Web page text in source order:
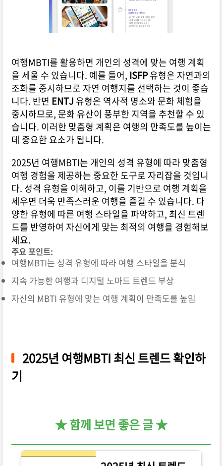
여행MBTI를 활용하면 개인의 성격에 맞는 여행 계획
을 세울 수 있습니다. 예를 들어, ISFP유형은 자연과의
조화를 중시하므로 자연 여행지를 선택하는 것이 좋습
니다. 반면 ENTJ 유형은 역사적 명소와 문화 체험을
중시하므로, 문화 유산이 풍부한 지역을 추천할 수 있
습니다. 이러한 맞춤형 계획은 여행의 만족도를 높이는
데 중요한 요소가 됩니다.
2025년 여행MBTI는 개인의 성격 유형에 따라 맞춤형
여행 경험을 제공하는 중요한 도구로 자리잡을 것입니
다. 성격 유형을 이해하고, 이를 기반으로 여행 계획을
세우면 더욱 만족스러운 여행을 즐길 수 있습니다. 다
양한 유형에 따른 여행 스타일을 파악하고, 최신 트렌
드를 반영하여 자신에게 맞는 최적의 여행을 경험해보
세요.
주요 포인트:
여행MBTI는 성격 유형에 따라 여행 스타일을 분석
지속 가능한 여행과 디지털 노마드 트렌드 부상
자신의 MBTI 유형에 맞는 여행 계획이 만족도를 높임
2025년 여행MBTI 최신 트렌드 확인하
기
★ 함께 보면 좋은 글 ★